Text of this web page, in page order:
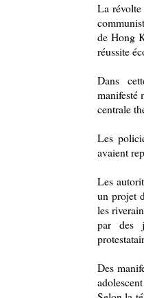
La
de Hong
réussite
Dans
manifesté
centrale
Les
avaient
Les
un projet
les
par des
Des